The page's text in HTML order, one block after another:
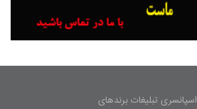
اسپانسری تبلیغات برندهای